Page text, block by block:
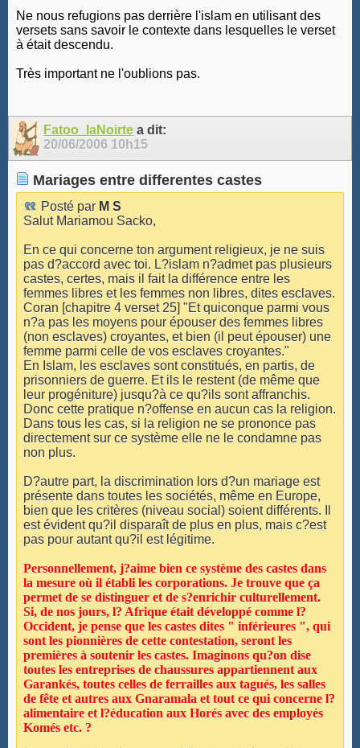
Ne nous refugions pas derrière l'islam en utilisant des
versets sans savoir le contexte dans lesquelles le verset
à était descendu.
Très important ne l'oublions pas.
Fatoo_laNoirte a dit:
20/06/2006 10h15
Mariages entre differentes castes
Posté par M S
Salut Mariamou Sacko,
En ce qui concerne ton argument religieux, je ne suis
pas d?accord avec toi. L?islam n?admet pas plusieurs
castes, certes, mais il fait la différence entre les
femmes libres et les femmes non libres, dites esclaves.
Coran [chapitre 4 verset 25] "Et quiconque parmi vous
n?a pas les moyens pour épouser des femmes libres
(non esclaves) croyantes, et bien (il peut épouser) une
femme parmi celle de vos esclaves croyantes."
En Islam, les esclaves sont constitués, en partis, de
prisonniers de guerre. Et ils le restent (de même que
leur progéniture) jusqu?à ce qu?ils sont affranchis.
Donc cette pratique n?offense en aucun cas la religion.
Dans tous les cas, si la religion ne se prononce pas
directement sur ce système elle ne le condamne pas
non plus.
D?autre part, la discrimination lors d?un mariage est
présente dans toutes les sociétés, même en Europe,
bien que les critères (niveau social) soient différents. Il
est évident qu?il disparaît de plus en plus, mais c?est
pas pour autant qu?il est légitime.
Personnellement, j?aime bien ce système des castes dans
la mesure où il établi les corporations. Je trouve que ça
permet de se distinguer et de s?enrichir culturellement.
Si, de nos jours, l? Afrique était développé comme l?
Occident, je pense que les castes dites " inférieures ", qui
sont les pionnières de cette contestation, seront les
premières à soutenir les castes. Imaginons qu?on dise
toutes les entreprises de chaussures appartiennent aux
Garankés, toutes celles de ferrailles aux tagués, les salles
de fête et autres aux Gnaramala et tout ce qui concerne l?
alimentaire et l?éducation aux Horés avec des employés
Komés etc. ?